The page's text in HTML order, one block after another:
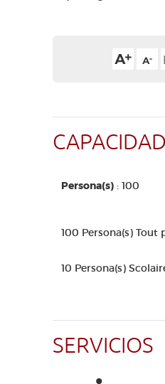
CAPACIDAD
Persona(s) : 100
100 Persona(s) Tout
10 Persona(s)
SERVICIOS